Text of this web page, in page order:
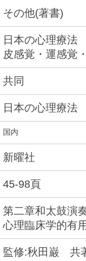
その他(著書)
日本の心理療
皮感覚・運感覚
共同
日本の心理療
国内
新曜社
45-98頁
第二章和太鼓演
心理臨床学的有
監修:秋田巌